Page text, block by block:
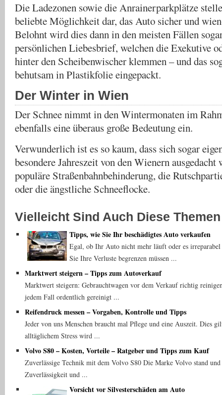
Die Ladezonen sowie die Anrainerparkplätze
beliebte Möglichkeit dar, das Auto sicher und
Belohnt wird dies dann in den meisten Fällen
persönlichen Liebesbrief, welchen die Exekutive
hinter den Scheibenwischer klemmen – und das
behutsam in Plastikfolie eingepackt.
Der Winter in Wien
Der Schnee nimmt in den Wintermonaten im
ebenfalls eine überaus große Bedeutung ein.
Verwunderlich ist es so kaum, dass sich sogar
besondere Jahreszeit von den Wienern
populäre Straßenbahnbehinderung, die
oder die ängstliche Schneeflocke.
Vielleicht Sind Auch Diese
Tipps, wie Sie Ihr beschädigtes Auto verkaufen
Egal, ob Ihr Auto nicht mehr läuft oder es irreparabel
Sie Ihre Verluste begrenzen müssen ...
Marktwert steigern – Tipps zum Autoverkauf
Marktwert steigern: Gebrauchtwagen vor dem Verkauf richtig
jedem Fall ordentlich gereinigt ...
Reifendruck messen – Vorgaben, Kontrolle und Tipps
Jeder von uns Menschen braucht mal Pflege und eine Auszeit. Dies
alltäglichem Stress wird ...
Volvo S80 – Kosten, Vorteile – Ratgeber und Tipps zum Kauf
Zuverlässige Technik mit dem Volvo S80 Die Marke Volvo stand
Zuverlässigkeit und ...
Vorsicht vor Silvesterschäden am Auto